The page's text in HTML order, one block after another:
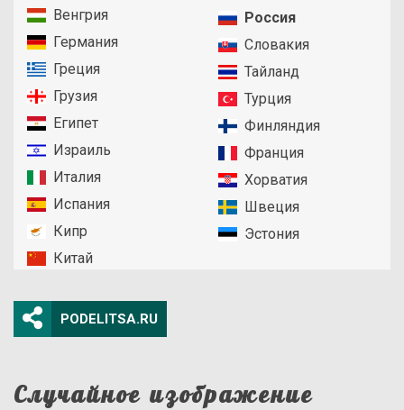
Венгрия
Германия
Греция
Грузия
Египет
Израиль
Италия
Испания
Кипр
Китай
Россия
Словакия
Тайланд
Турция
Финляндия
Франция
Хорватия
Швеция
Эстония
PODELITSA.RU
Случайное изображение